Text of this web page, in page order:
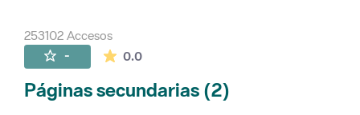
253102 Accesos
- 0.0La valoración media es de 0 estrellas de
Páginas secundarias (2)